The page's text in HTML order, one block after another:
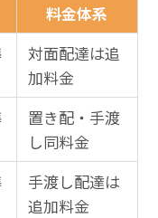
料金体系
対面配達は追
加料金
置き配・手渡
し同料金
手渡し配達は
追加料金